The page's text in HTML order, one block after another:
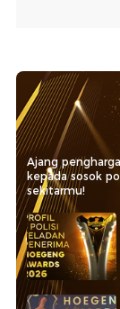
Ajang
kepada sosok
sekitarmu!